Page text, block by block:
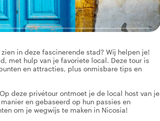
in deze fascinerende stad? Wij helpen je!
met hulp van je favoriete local. Deze tour is
en attracties, plus onmisbare tips en
deze privétour ontmoet je de local host van je
en gebaseerd op hun passies en
om je wegwijs te maken in Nicosia!